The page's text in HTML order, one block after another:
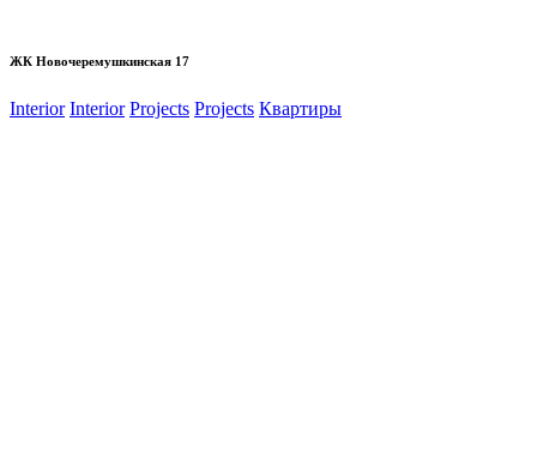
ЖК Новочеремушкинская 17
Interior Interior Projects Projects Квартиры